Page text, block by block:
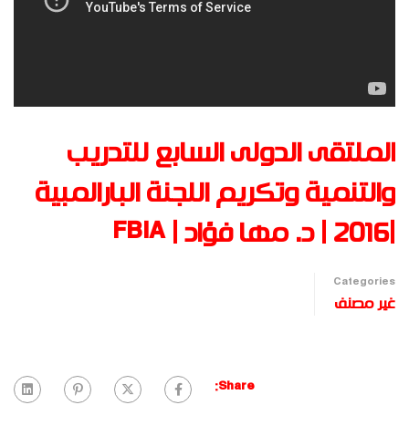
الملتقى الدولى السابع للتدريب
والتنمية وتكريم اللجنة البارالمبية
|2016 | د. مها فؤاد | FBIA
Categories
غير مصنف
Share: